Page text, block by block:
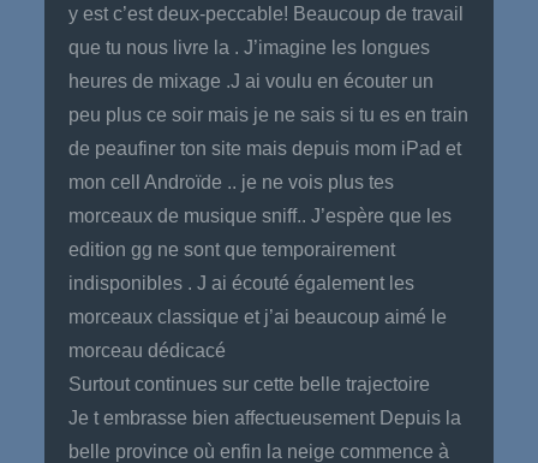
y est c’est deux-peccable! Beaucoup de travail
que tu nous livre la . J’imagine les longues
heures de mixage .J ai voulu en écouter un
peu plus ce soir mais je ne sais si tu es en train
de peaufiner ton site mais depuis mom iPad et
mon cell Androïde .. je ne vois plus tes
morceaux de musique sniff.. J’espère que les
edition gg ne sont que temporairement
indisponibles . J ai écouté également les
morceaux classique et j’ai beaucoup aimé le
morceau dédicacé
Surtout continues sur cette belle trajectoire
Je t embrasse bien affectueusement Depuis la
belle province où enfin la neige commence à